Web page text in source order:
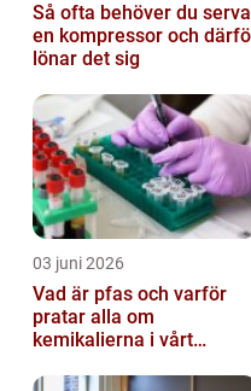
Så ofta behöver du serva
en kompressor och därför
lönar det sig
03 juni 2026
Vad är pfas och varför
pratar alla om
kemikalierna i vårt